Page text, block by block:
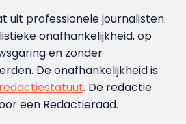
uit professionele journalisten.
onafhankelijkheid, op
en zonder
De onafhankelijkheid is
redactiestatuut. De redactie
een Redactieraad.